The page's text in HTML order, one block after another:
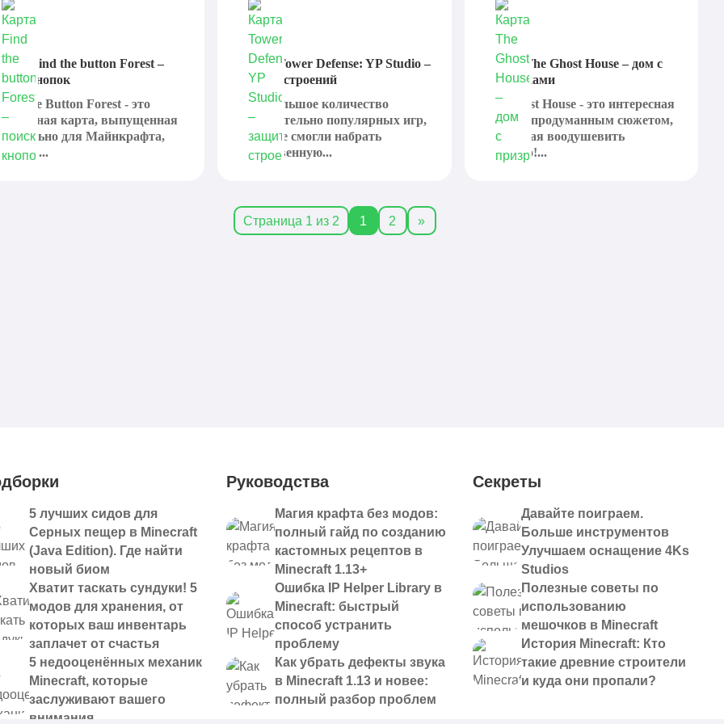
Find the button Forest –
кнопок
The Button Forest - это
карта, выпущенная
для Майнкрафта,
Карта Tower Defense: YP Studio –
защита строений
Есть большое количество
действительно популярных игр,
которые смогли набрать
существенную...
Карта The Ghost House – дом с
призраками
TheGhost House - это интересная
карта с продуманным сюжетом,
способная воодушевить
каждого!...
Страница 1 из 2 1 2 »
5 лучших сидов для
Серных пещер в Minecraft
(Java Edition). Где найти
новый биом
Хватит таскать сундуки! 5
модов для хранения, от
которых ваш инвентарь
заплачет от счастья
5 недооценённых механик
Minecraft, которые
заслуживают вашего
внимания
Руководства
Магия крафта без модов:
полный гайд по созданию
кастомных рецептов в
Minecraft 1.13+
Ошибка IP Helper Library в
Minecraft: быстрый
способ устранить
проблему
Как убрать дефекты звука
в Minecraft 1.13 и новее:
полный разбор проблем
Секреты
Давайте поиграем.
Больше инструментов
Улучшаем оснащение 4Ks
Studios
Полезные советы по
использованию
мешочков в Minecraft
История Minecraft: Кто
такие древние строители
и куда они пропали?